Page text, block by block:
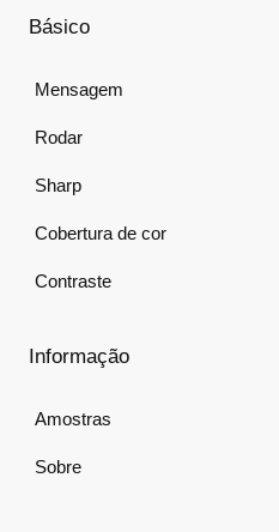
Básico
Mensagem
Rodar
Sharp
Cobertura de cor
Contraste
Informação
Amostras
Sobre